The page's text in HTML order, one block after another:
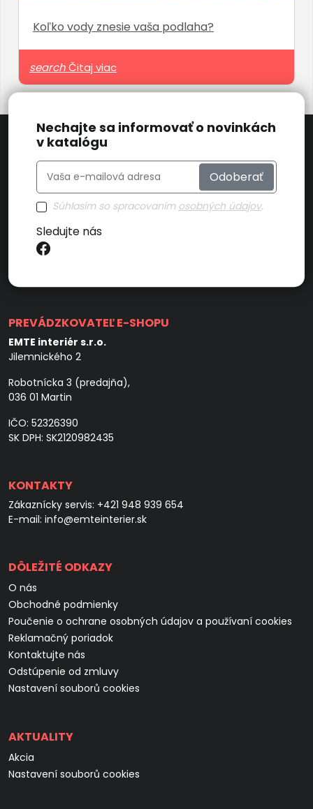
Koľko vody znesie vaša podlaha?
searchČitaj viac
Nechajte sa informovať o novinkách
v katalógu
Odoberať
Súhlasím so spracovaním osobných údajov.
Sledujte nás
PREVÁDZKOVATEĽ E-SHOPU
EMTE interiér s.r.o.
Jilemnického 2
Robotnícka 3 (predajňa),
036 01 Martin
IČO: 52326390
SK DPH: SK2120982435
KONTAKTY
Zákaznícky servis: +421 948 939 654
E-mail: info@emteinterier.sk
DÔLEŽITÉ ODKAZY
O nás
Obchodné podmienky
Poučenie o ochrane osobných údajov a používaní cookies
Reklamačný poriadok
Kontaktujte nás
Odstúpenie od zmluvy
Nastavení souborů cookies
AKTUALITY
Akcia
Nastavení souborů cookies